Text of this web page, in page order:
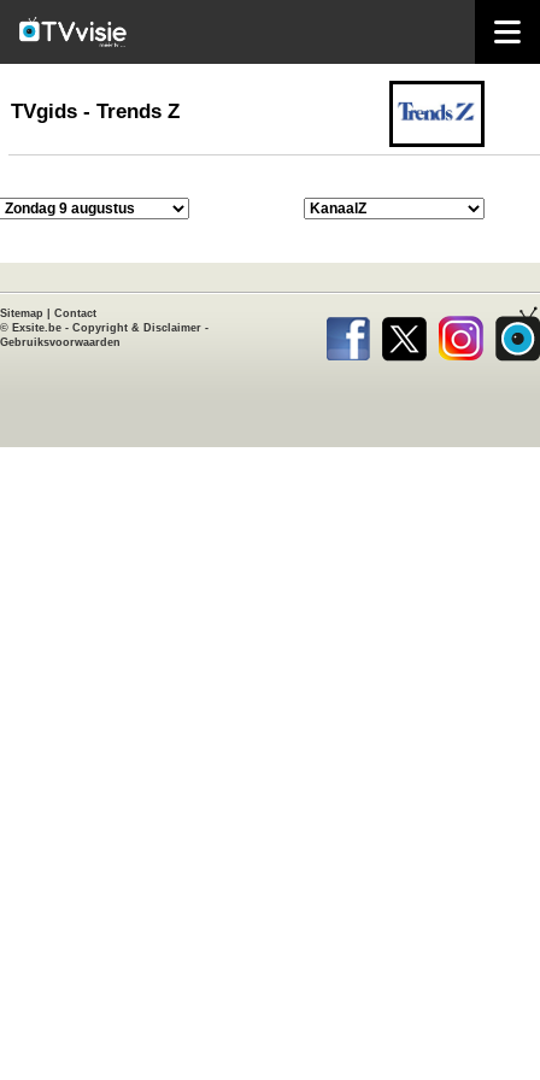
TVgids
TVgids - Trends Z
Sitemap
Contact
© Exsite.be - Copyright & Disclaimer -
Gebruiksvoorwaarden